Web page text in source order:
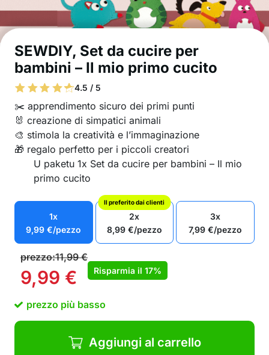
SEWDIY, Set da cucire per
bambini – Il mio primo cucito
4.5 / 5
✂️ apprendimento sicuro dei primi punti
🐰 creazione di simpatici animali
🎨 stimola la creatività e l’immaginazione
🎁 regalo perfetto per i piccoli creatori
U paketu 1x Set da cucire per bambini – Il mio
primo cucito
1x
9,99€/pezzo
Il preferito dai clienti
2x
8,99 €/pezzo
3x
7,99€/pezzo
prezzo:11,99€
9,99 € Risparmia il 17%
prezzo più basso
Aggiungi al carrello